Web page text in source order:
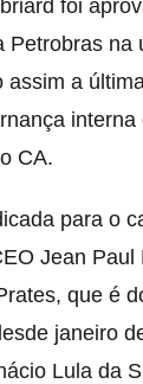
foi
Petrobras na
assim a
CA.
para o
Jean Paul
que é
janeiro
Lula da